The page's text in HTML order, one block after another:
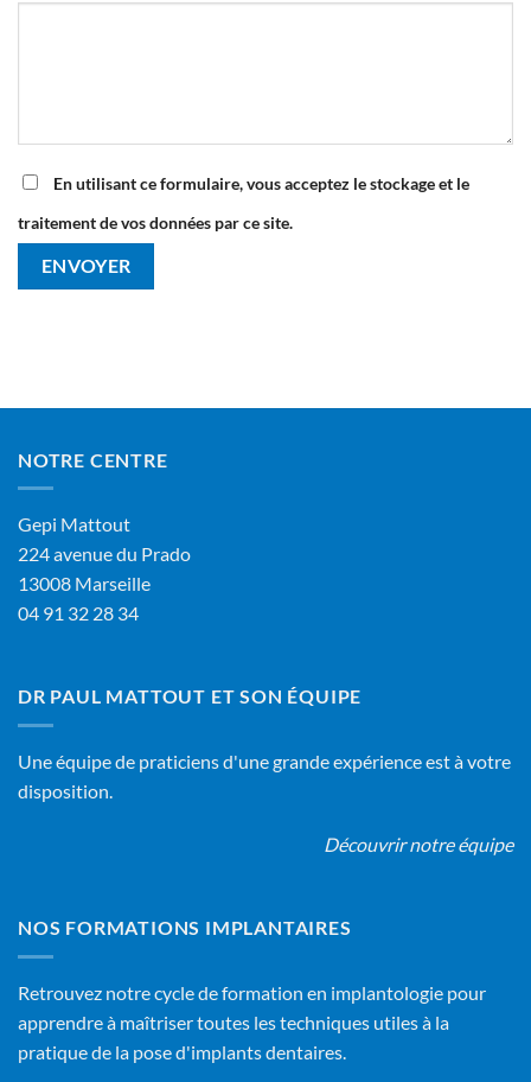
En utilisant ce formulaire, vous acceptez le stockage et le
traitement de vos données par ce site.
NOTRE CENTRE
Gepi Mattout
224 avenue du Prado
13008 Marseille
04 91 32 28 34
DR PAUL MATTOUT ET SON ÉQUIPE
Une équipe de praticiens d'une grande expérience est à votre
disposition.
Découvrir notre équipe
NOS FORMATIONS IMPLANTAIRES
Retrouvez notre cycle de formation en implantologie pour
apprendre à maîtriser toutes les techniques utiles à la
pratique de la pose d'implants dentaires.